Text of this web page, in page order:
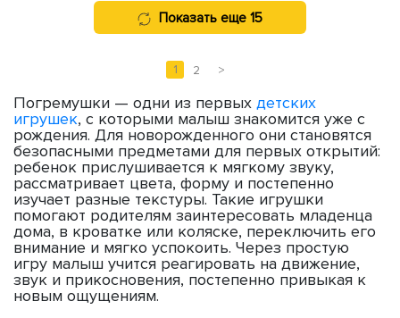
Показать еще 15
1 2 >
Погремушки — одни из первых детских
игрушек, с которыми малыш знакомится уже с
рождения. Для новорожденного они становятся
безопасными предметами для первых открытий:
ребенок прислушивается к мягкому звуку,
рассматривает цвета, форму и постепенно
изучает разные текстуры. Такие игрушки
помогают родителям заинтересовать младенца
дома, в кроватке или коляске, переключить его
внимание и мягко успокоить. Через простую
игру малыш учится реагировать на движение,
звук и прикосновения, постепенно привыкая к
новым ощущениям.